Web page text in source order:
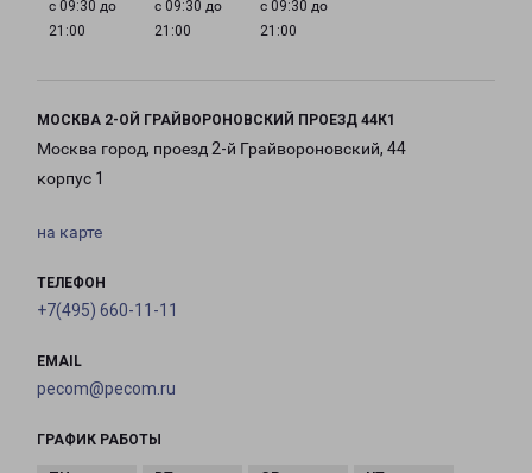
с 09:30 до
21:00
с 09:30 до
21:00
с 09:30 до
21:00
МОСКВА 2-ОЙ ГРАЙВОРОНОВСКИЙ ПРОЕЗД 44К1
Москва город, проезд 2-й Грайвороновский, 44
корпус 1
на карте
ТЕЛЕФОН
+7(495) 660-11-11
EMAIL
pecom@pecom.ru
ГРАФИК РАБОТЫ